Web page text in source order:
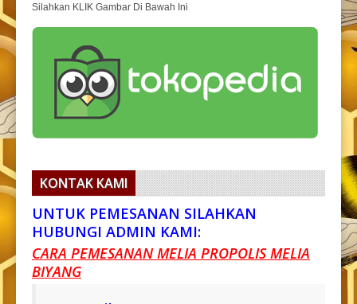
Silahkan KLIK Gambar Di Bawah Ini
KONTAK KAMI
UNTUK PEMESANAN SILAHKAN
HUBUNGI ADMIN KAMI:
CARA PEMESANAN MELIA PROPOLIS MELIA
BIYANG